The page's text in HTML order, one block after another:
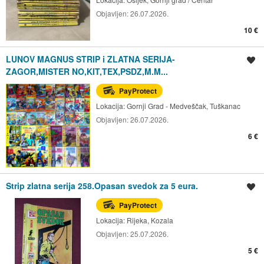
Objavljen:26.07.2026.
10 €
LUNOV MAGNUS STRIP i ZLATNA SERIJA-
ZAGOR,MISTER NO,KIT,TEX,PSDZ,M.M...
PayProtect
Lokacija:Gornji Grad - Medveščak, Tuškanac
Objavljen:26.07.2026.
6 €
Strip zlatna serija 258.Opasan svedok za 5 eura.
PayProtect
Lokacija: Rijeka, Kozala
Objavljen:25.07.2026.
5 €